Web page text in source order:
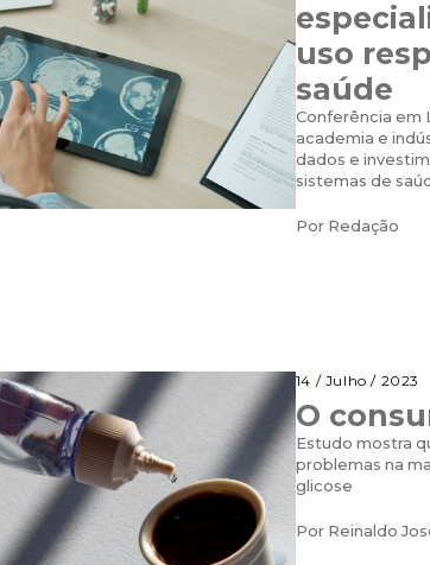
uso
saúde
Conferência em
academia e
dados e
sistemas de
Por Redação
14 / Julho / 2023
O
Estudo mostra
problemas na
glicose
Por Reinaldo